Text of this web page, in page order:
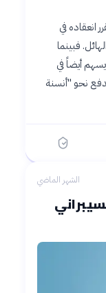
انعقاده في
الهائل. فبينما
200 مليون بروتين، فإنه يسهم أيضاً في
نحو "أنسنة
الشهر الماضي